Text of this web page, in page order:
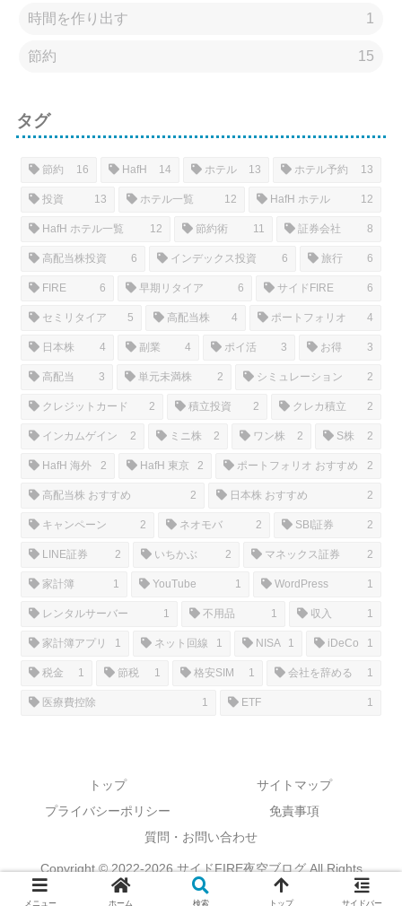
時間を作り出す 1
節約 15
タグ
節約 16 HafH 14 ホテル 13 ホテル予約 13
投資 13 ホテル一覧 12 HafH ホテル 12
HafH ホテル一覧 12 節約術 11 証券会社 8
高配当株投資 6 インデックス投資 6 旅行 6
FIRE 6 早期リタイア 6 サイドFIRE 6
セミリタイア 5 高配当株 4 ポートフォリオ 4
日本株 4 副業 4 ポイ活 3 お得 3
高配当 3 単元未満株 2 シミュレーション 2
クレジットカード 2 積立投資 2 クレカ積立 2
インカムゲイン 2 ミニ株 2 ワン株 2 S株 2
HafH 海外 2 HafH 東京 2 ポートフォリオ おすすめ 2
高配当株 おすすめ 2 日本株 おすすめ 2
キャンペーン 2 ネオモバ 2 SBI証券 2
LINE証券 2 いちかぶ 2 マネックス証券 2
家計簿 1 YouTube 1 WordPress 1
レンタルサーバー 1 不用品 1 収入 1
家計簿アプリ 1 ネット回線 1 NISA 1 iDeCo 1
税金 1 節税 1 格安SIM 1 会社を辞める 1
医療費控除 1 ETF 1
トップ
サイトマップ
プライバシーポリシー
免責事項
質問・お問い合わせ
Copyright © 2022-2026 サイドFIRE夜空ブログ All Rights
Reserved.
メニュー ホーム 検索 トップ サイドバー